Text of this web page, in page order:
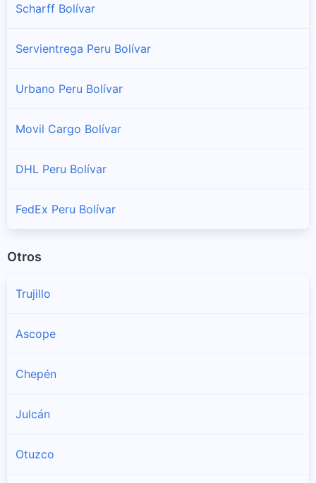
Scharff Bolívar
Servientrega Peru Bolívar
Urbano Peru Bolívar
Movil Cargo Bolívar
DHL Peru Bolívar
FedEx Peru Bolívar
Otros
Trujillo
Ascope
Chepén
Julcán
Otuzco